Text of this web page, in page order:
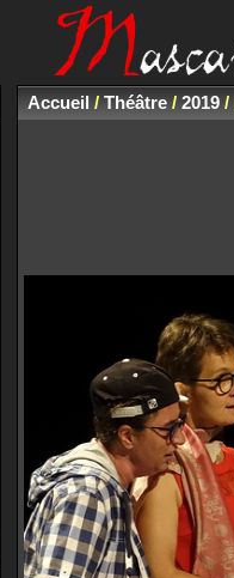
Accueil/ Théâtre/ 2019/